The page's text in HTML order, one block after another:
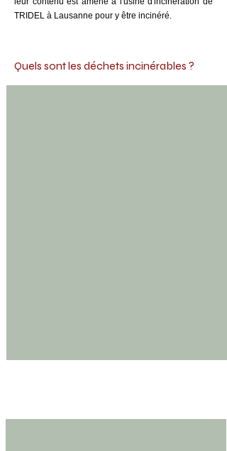
TRIDEL à Lausanne pour y être incinéré.
Quels sont les déchets incinérables ?